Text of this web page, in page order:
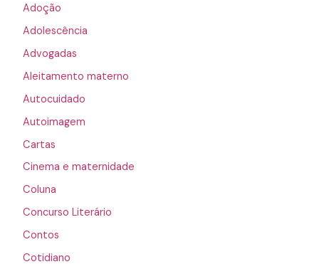
Adoção
Adolescência
Advogadas
Aleitamento materno
Autocuidado
Autoimagem
Cartas
Cinema e maternidade
Coluna
Concurso Literário
Contos
Cotidiano